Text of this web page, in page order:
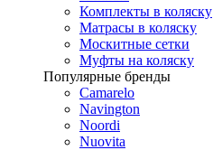
Комплекты в коляску
Матрасы в коляску
Москитные сетки
Муфты на коляску
Популярные бренды
Camarelo
Navington
Noordi
Nuovita